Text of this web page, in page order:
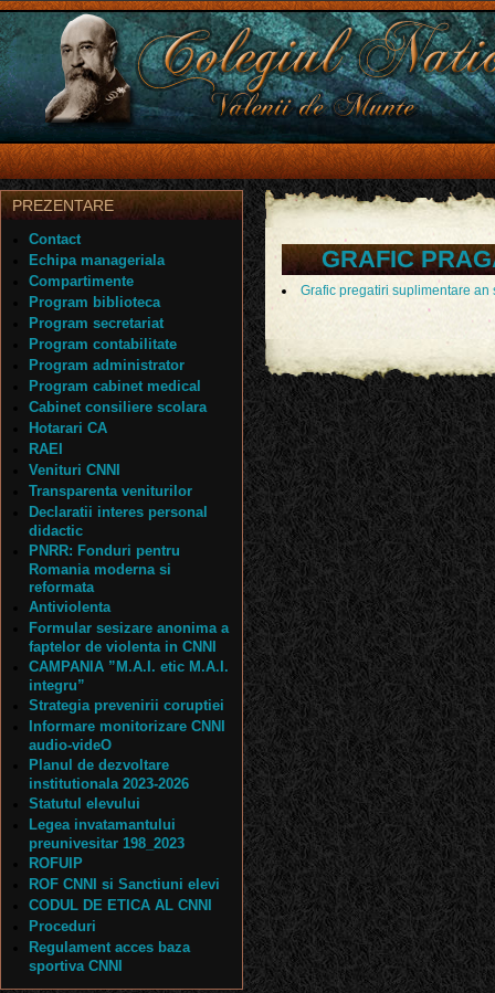
GRAFIC
Grafic pregatiri suplimentare an
PREZENTARE
Contact
Echipa manageriala
Compartimente
Program biblioteca
Program secretariat
Program contabilitate
Program administrator
Program cabinet medical
Cabinet consiliere scolara
Hotarari CA
RAEI
Venituri CNNI
Transparenta veniturilor
Declaratii interes personal
didactic
PNRR: Fonduri pentru
Romania moderna si
reformata
Antiviolenta
Formular sesizare anonima a
faptelor de violenta in CNNI
CAMPANIA ”M.A.I. etic M.A.I.
integru”
Strategia prevenirii coruptiei
Informare monitorizare CNNI
audio-videO
Planul de dezvoltare
institutionala 2023-2026
Statutul elevului
Legea invatamantului
preunivesitar 198_2023
ROFUIP
ROF CNNI si Sanctiuni elevi
CODUL DE ETICA AL CNNI
Proceduri
Regulament acces baza
sportiva CNNI